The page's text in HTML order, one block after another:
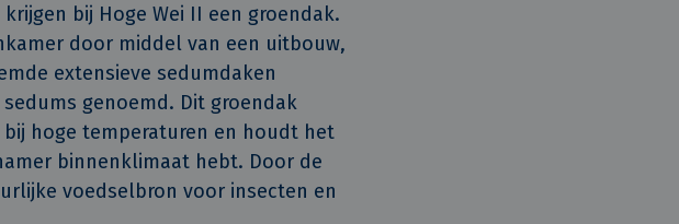
bij Hoge Wei II een groendak.
door middel van een uitbouw,
extensieve sedumdaken
genoemd. Dit groendak
hoge temperaturen en houdt het
binnenklimaat hebt. Door de
voedselbron voor insecten en